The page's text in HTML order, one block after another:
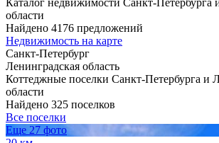
области
Найдено 4176 предложений
Недвижимость на карте
Санкт-Петербург
Ленинградская область
Коттеджные поселки Санкт-Петербурга и
области
Найдено 325 поселков
Все поселки
Еще 27 фото